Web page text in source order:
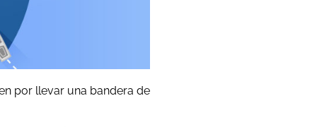
por llevar una bandera de